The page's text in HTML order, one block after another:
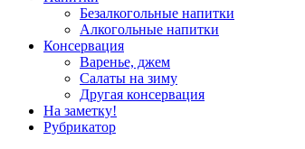
Безалкогольные напитки
Алкогольные напитки
Консервация
Варенье, джем
Салаты на зиму
Другая консервация
На заметку!
Рубрикатор